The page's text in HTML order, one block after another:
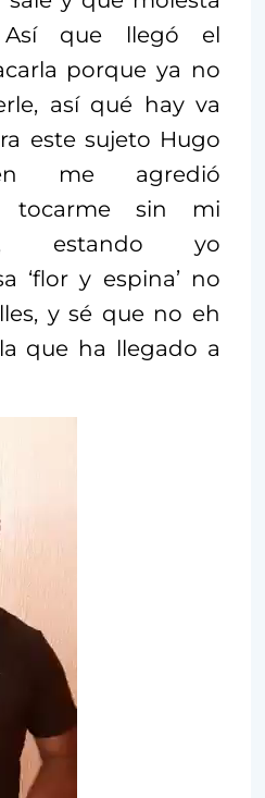
Así que llegó el
porque ya no
así qué hay va
este sujeto Hugo
me agredió
tocarme sin mi
estando yo
‘flor y espina’ no
y sé que no eh
que ha llegado a